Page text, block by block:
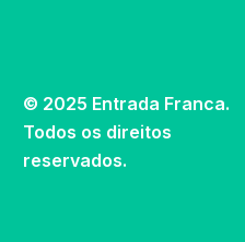
© 2025 Entrada Franca.
Todos os direitos
reservados.